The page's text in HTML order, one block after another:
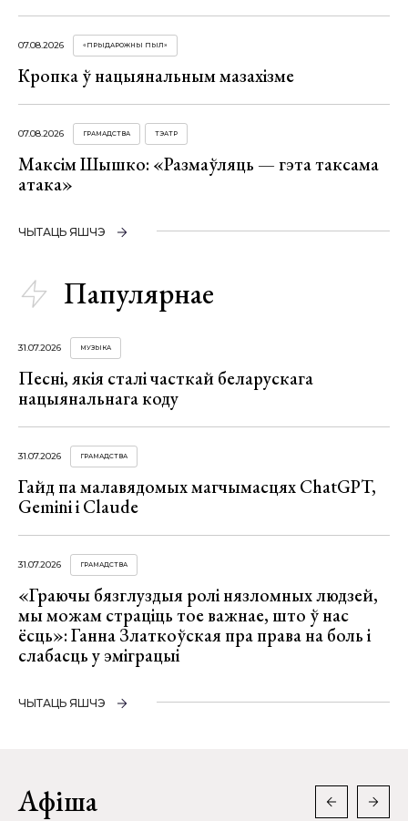
07.08.2026 «ПРЫДАРОЖНЫ ПЫЛ»
Кропка ў нацыянальным мазахізме
07.08.2026 ГРАМАДСТВА ТЭАТР
Максім Шышко: «Размаўляць — гэта таксама
атака»
ЧЫТАЦЬ ЯШЧЭ
Папулярнае
31.07.2026 МУЗЫКА
Песні, якія сталі часткай беларускага
нацыянальнага коду
31.07.2026 ГРАМАДСТВА
Гайд па малавядомых магчымасцях ChatGPT,
Gemini і Claude
31.07.2026 ГРАМАДСТВА
«Граючы бязглуздыя ролі нязломных людзей,
мы можам страціць тое важнае, што ў нас
ёсць»: Ганна Златкоўская пра права на боль і
слабасць у эміграцыі
ЧЫТАЦЬ ЯШЧЭ
Афіша